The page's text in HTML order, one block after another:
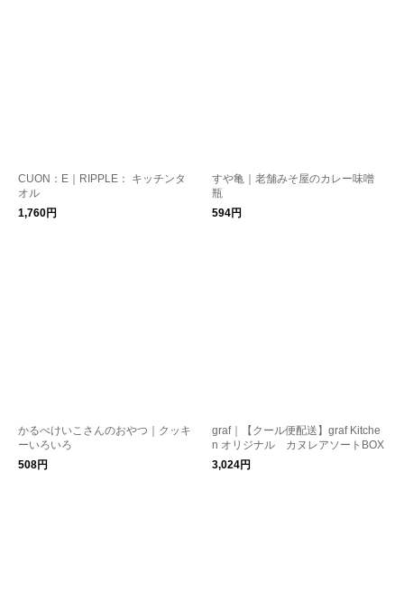
CUON：E｜RIPPLE： キッチンタ
オル
1,760円
すや亀｜老舗みそ屋のカレー味噌
瓶
594円
かるべけいこさんのおやつ｜クッキ
ーいろいろ
508円
graf｜【クール便配送】graf Kitche
n オリジナル カヌレアソートBOX
3,024円